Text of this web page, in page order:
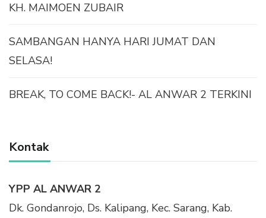
KH. MAIMOEN ZUBAIR
SAMBANGAN HANYA HARI JUMAT DAN
SELASA!
BREAK, TO COME BACK!- AL ANWAR 2 TERKINI
Kontak
YPP AL ANWAR 2
Dk. Gondanrojo, Ds. Kalipang, Kec. Sarang, Kab.